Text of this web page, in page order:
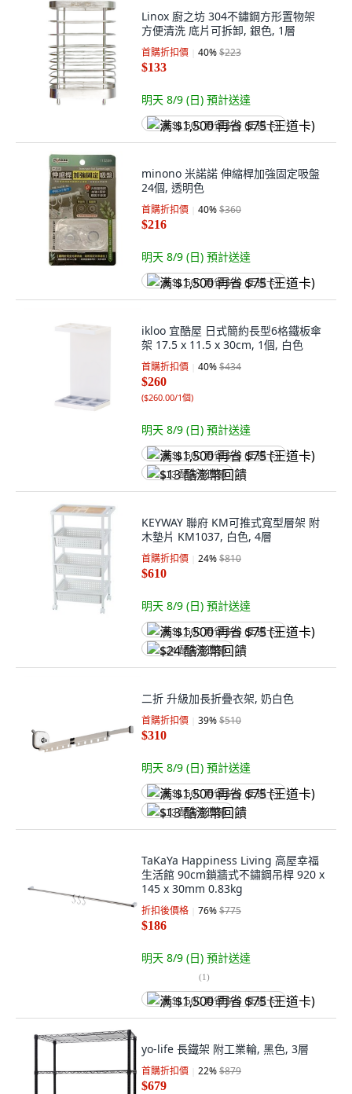
Linox 廚之坊 304不鏽鋼方形置物架
方便清洗 底片可拆卸, 銀色, 1層
首購折扣價 40%$223
$133
明天 8/9 (日) 預計送達
满 $1,500 再省 $75 (王道卡)
minono 米諾諾 伸縮桿加強固定吸盤
24個, 透明色
首購折扣價 40%$360
$216
明天 8/9 (日) 預計送達
满 $1,500 再省 $75 (王道卡)
ikloo 宜酷屋 日式簡約長型6格鐵板傘
架 17.5 x 11.5 x 30cm, 1個, 白色
首購折扣價 40%$434
$260
($260.00/1個)
明天 8/9 (日) 預計送達
满 $1,500 再省 $75 (王道卡)
$13 酷澎幣回饋
KEYWAY 聯府 KM可推式寬型層架 附
木墊片 KM1037, 白色, 4層
首購折扣價 24%$810
$610
明天 8/9 (日) 預計送達
满 $1,500 再省 $75 (王道卡)
$24 酷澎幣回饋
二折 升級加長折疊衣架, 奶白色
首購折扣價 39%$510
$310
明天 8/9 (日) 預計送達
满 $1,500 再省 $75 (王道卡)
$13 酷澎幣回饋
TaKaYa Happiness Living 高屋幸福
生活館 90cm鎖牆式不鏽鋼吊桿 920 x
145 x 30mm 0.83kg
折扣後價格 76%$775
$186
明天 8/9 (日) 預計送達
(1)
满 $1,500 再省 $75 (王道卡)
yo-life 長鐵架 附工業輪, 黑色, 3層
首購折扣價 22%$879
$679